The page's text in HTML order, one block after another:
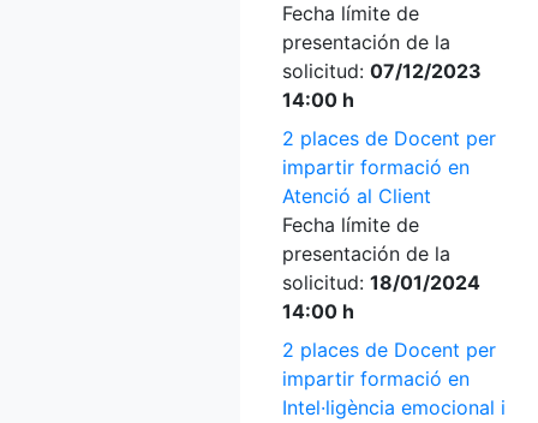
Fecha límite de
presentación de la
solicitud: 07/12/2023
14:00 h
2 places de Docent per
impartir formació en
Atenció al Client
Fecha límite de
presentación de la
solicitud: 18/01/2024
14:00 h
2 places de Docent per
impartir formació en
Intel·ligència emocional i